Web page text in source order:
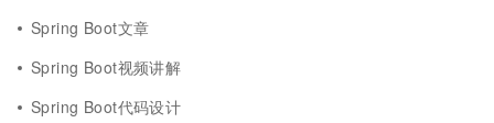
Spring Boot文章
Spring Boot视频讲解
Spring Boot代码设计